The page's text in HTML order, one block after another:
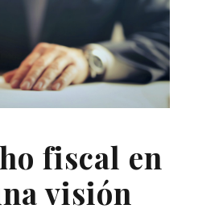
fiscal en
visión